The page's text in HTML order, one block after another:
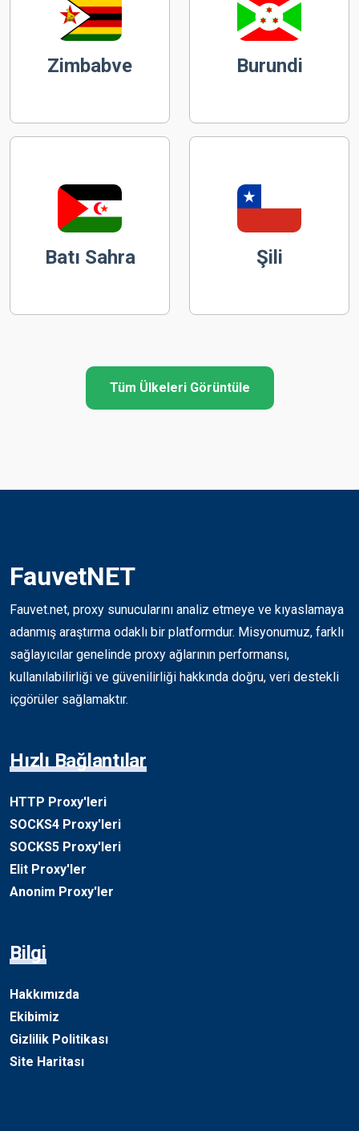
Zimbabve Burundi
Batı Sahra Şili
Tüm Ülkeleri Görüntüle
FauvetNET
Fauvet.net, proxy sunucularını analiz etmeye ve kıyaslamaya
adanmış araştırma odaklı bir platformdur. Misyonumuz, farklı
sağlayıcılar genelinde proxy ağlarının performansı,
kullanılabilirliği ve güvenilirliği hakkında doğru, veri destekli
içgörüler sağlamaktır.
Hızlı Bağlantılar
HTTP Proxy'leri
SOCKS4 Proxy'leri
SOCKS5 Proxy'leri
Elit Proxy'ler
Anonim Proxy'ler
Bilgi
Hakkımızda
Ekibimiz
Gizlilik Politikası
Site Haritası